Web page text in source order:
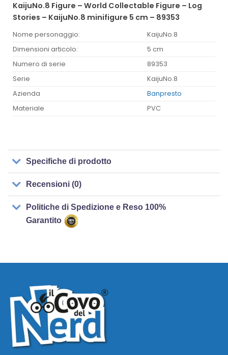
KaijuNo.8 Figure – World Collectable Figure – Log
Stories – KaijuNo.8 minifigure 5 cm – 89353
Nome personaggio:
KaijuNo.8
Dimensioni articolo:
5 cm
Numero di serie
89353
Serie
KaijuNo.8
Azienda
Banpresto
Materiale
PVC
Specifiche di prodotto
Recensioni (0)
Politiche di Spedizione e Reso 100%
Garantito